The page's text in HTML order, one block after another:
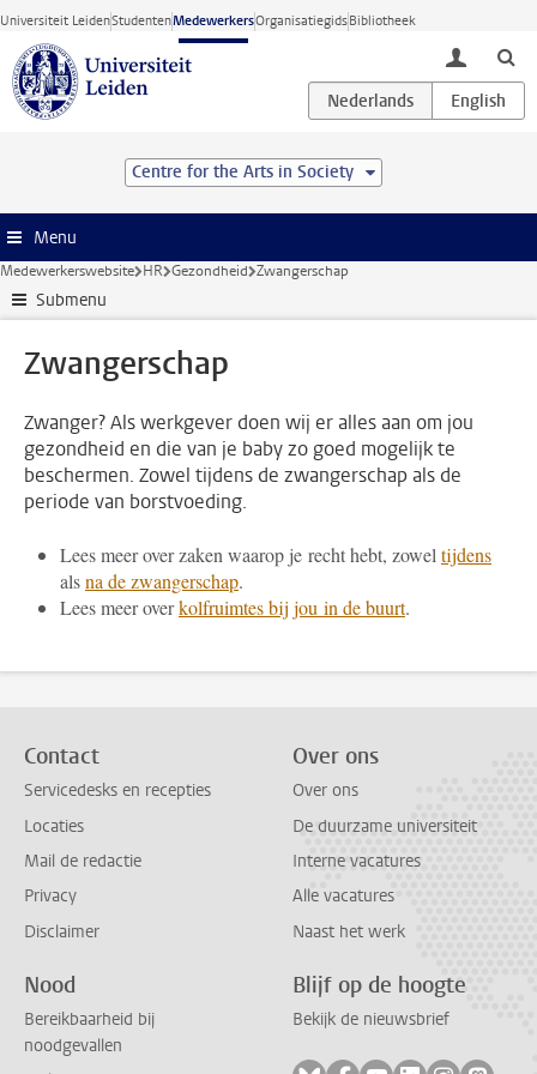
Ga direct naar de inhoud
Universiteit LeidenStudentenMedewerkersOrganisatiegidsBibliotheek
toggle
Centre for the Arts in Society
Menu
Medewerkerswebsite HR Gezondheid Zwangerschap
Submenu
Zwangerschap
Zwanger? Als werkgever doen wij er alles aan om jou
gezondheid en die van je baby zo goed mogelijk te
beschermen. Zowel tijdens de zwangerschap als de
periode van borstvoeding.
Lees meer over zaken waarop je recht hebt, zowel tijdens
alsna de zwangerschap.
Lees meer overkolfruimtes bij jou in de buurt.
Contact
Servicedesks en recepties
Locaties
Mail de redactie
Privacy
Disclaimer
Over ons
Over ons
De duurzame universiteit
Interne vacatures
Alle vacatures
Naast het werk
Nood
Bereikbaarheid bij
noodgevallen
Blijf op de hoogte
Bekijk de nieuwsbrief